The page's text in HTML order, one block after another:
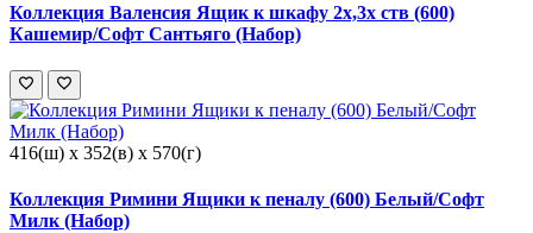
Коллекция Валенсия Ящик к шкафу 2х,3х ств (600)
Кашемир/Софт Сантьяго (Набор)
416(ш) x 352(в) x 570(г)
Коллекция Римини Ящики к пеналу (600) Белый/Софт
Милк (Набор)